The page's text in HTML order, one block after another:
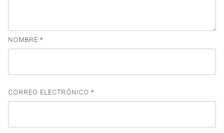
NOMBRE *
CORREO ELECTRÓNICO *